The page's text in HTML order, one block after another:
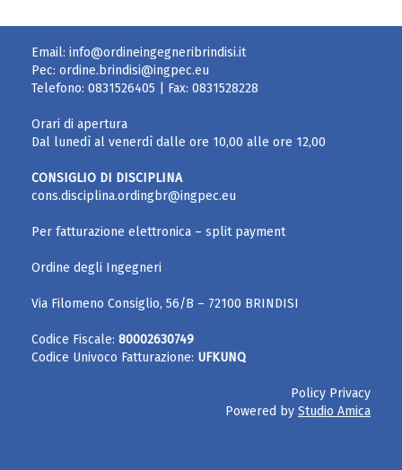
Email: info@ordineingegneribrindisi.it
Pec: ordine.brindisi@ingpec.eu
Telefono: 0831526405 | Fax: 0831528228
Orari di apertura
Dal lunedì al venerdì dalle ore 10,00 alle ore 12,00
CONSIGLIO DI DISCIPLINA
cons.disciplina.ordingbr@ingpec.eu
Per fatturazione elettronica – split payment
Ordine degli Ingegneri
Via Filomeno Consiglio, 56/B – 72100 BRINDISI
Codice Fiscale: 80002630749
Codice Univoco Fatturazione: UFKUNQ
Policy Privacy
Powered by Studio Amica